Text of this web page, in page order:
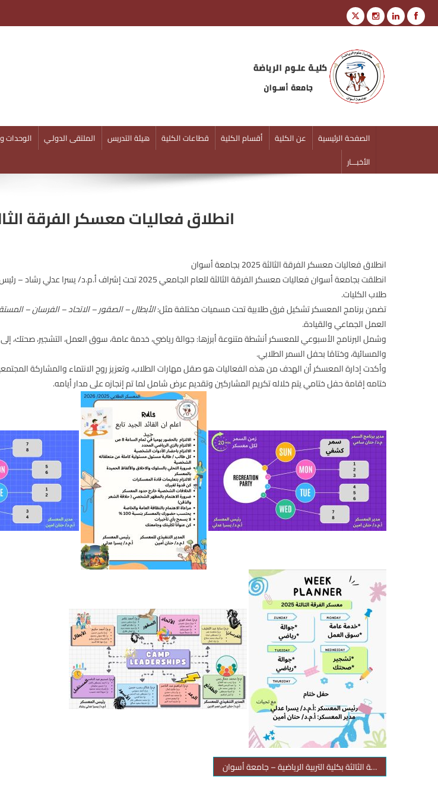
كلية علوم الرياضة
الصفحة الرئيسية عن الكلية أقسام الكلية قطاعات الكلية هيئة التدريس الملتقى الدولـي الوحدات
الأخبـــار
انطلاق فعاليات معسكر الفرقة الثالثة 2025 بجامعة
انطلاق فعاليات معسكر الفرقة الثالثة 2025 بجامعة أسوان
انطلقت بجامعة أسوان فعالياتمعسكر الفرقة الثالثة للعام الجامعي 2025 تحت إشرافأ.م.د/ يسرا عدلي رشاد –
طلاب الكليات.
تضمن برنامج المعسكر تشكيل فرق طلابية تحت مسميات مختلفة مثل:الأبطال – الصقور – الاتحاد – الفرسان –
العمل الجماعي والقيادة.
وشمل البرنامج الأسبوعي للمعسكر أنشطة متنوعة أبرزها:جوالة رياضي، خدمة عامة، سوق العمل، التشجير، صحتك،
والمسائية، وختامًا بحفل السمر الطلابي.
وأكدت إدارة المعسكر أن الهدف من هذه الفعاليات هو صقل مهارات الطلاب، وتعزيز روح الانتماء والمشاركة
ختامه إقامةحفل ختامييتم خلاله تكريم المشاركين وتقديم عرض شامل لما تم إنجازه على مدار أيامه.
المعسكر الطلابي للفرقة الثالثة بكلية التربية الرياضية – جامعة أسوان